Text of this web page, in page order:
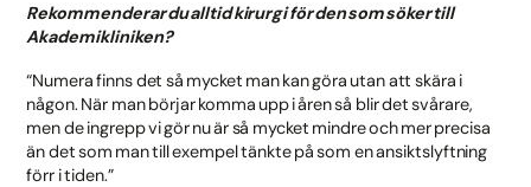
Rekommenderar du alltid kirurgi för den som söker till
Akademikliniken?
“Numera finns det så mycket man kan göra utan att skära i
någon. När man börjar komma upp i åren så blir det svårare,
men de ingrepp vi gör nu är så mycket mindre och mer precisa
än det som man till exempel tänkte på som en ansiktslyftning
förr i tiden.”